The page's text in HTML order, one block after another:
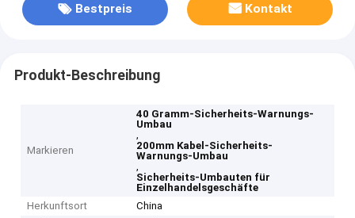
Bestpreis Kontakt
Produkt-Beschreibung
Markieren
40 Gramm-Sicherheits-Warnungs-
Umbau
,
200mm Kabel-Sicherheits-
Warnungs-Umbau
,
Sicherheits-Umbauten für
Einzelhandelsgeschäfte
Herkunftsort
China